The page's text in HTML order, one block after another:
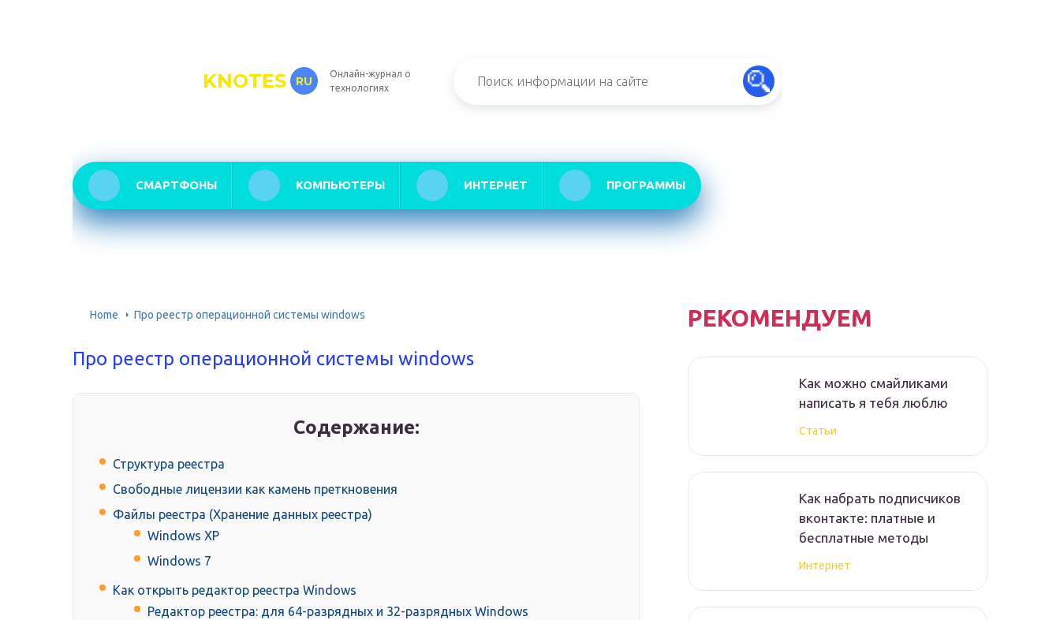
KNOTES RU
Онлайн-журнал о
технологиях
СМАРТФОНЫ КОМПЬЮТЕРЫ ИНТЕРНЕТ ПРОГРАММЫ
Home Про реестр операционной системы windows
Про реестр операционной системы windows
Содержание:
Структура реестра
Свободные лицензии как камень преткновения
Файлы реестра (Хранение данных реестра)
Windows XP
Windows 7
Как открыть редактор реестра Windows
Редактор реестра: для 64-разрядных и 32-разрядных Windows
РЕКОМЕНДУЕМ
Как можно смайликами
написать я тебя люблю
Статьи
Как набрать подписчиков
вконтакте: платные и
бесплатные методы
Интернет